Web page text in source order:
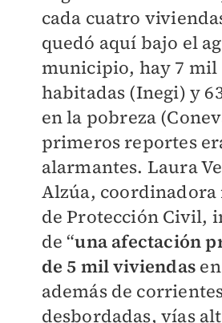
cada cuatro
quedó aquí bajo el
municipio, hay 7 mil
habitadas (Inegi) y
en la pobreza
primeros reportes
alarmantes. Laura
Alzúa, coordinadora
de Protección Civil,
de “una afectación
de 5 mil viviendas
además de
desbordadas, vías